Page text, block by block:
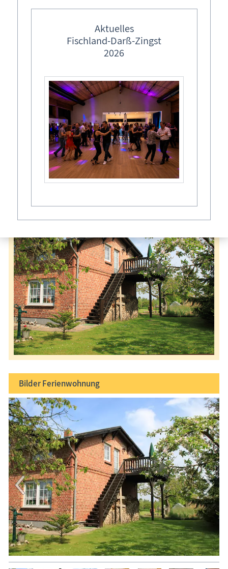
Tel.: 03 82 26 - 452
Buchungskalender
Buchungsformular - Ferienwohnung unverbindlich
Ferienwohnung Ostseebad Dierhagen
BilderFerienwohnung
Aktuelles
Fischland-Darß-Zingst
2026